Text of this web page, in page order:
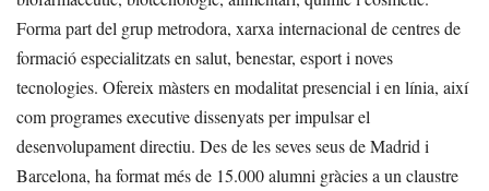
Forma part del grup metrodora, xarxa internacional de centres de
formació especialitzats en salut, benestar, esport i noves
tecnologies. Ofereix màsters en modalitat presencial i en línia, així
com programes executive dissenyats per impulsar el
desenvolupament directiu. Des de les seves seus de Madrid i
Barcelona, ha format més de 15.000 alumni gràcies a un claustre